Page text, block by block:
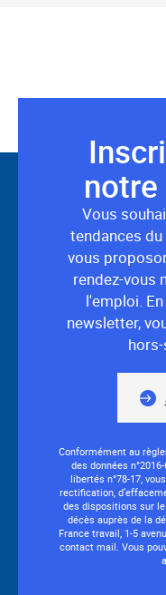
Suivez-
Vous
tendances
vous
rendez-vous
l'emploi.
newsletter,
Conformément au
des données
libertés n°78-17,
rectification,
des dispositions sur
décès auprès de la
France travail, 1-5
contact mail. Vous